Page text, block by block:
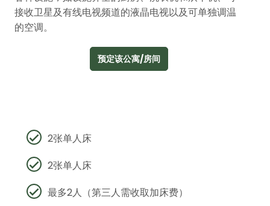
接收卫星及有线电视频道的液晶电视以及可单独调温
的空调。
预定该公寓/房间
2张单人床
2张单人床
最多2人（第三人需收取加床费）